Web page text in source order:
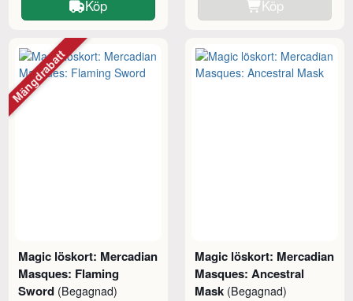
Köp Köp
Magic löskort: Mercadian
Masques: Flaming
Sword (Begagnad)
Mängdrabatt
Magic löskort: Mercadian
Masques: Ancestral
Mask (Begagnad)